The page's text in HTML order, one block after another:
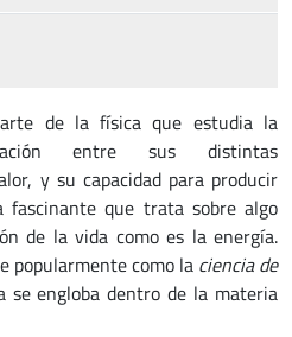
de la física que estudia la
entre sus distintas
y su capacidad para producir
que trata sobre algo
de la vida como es la energía.
popularmente como la ciencia de
se engloba dentro de la materia